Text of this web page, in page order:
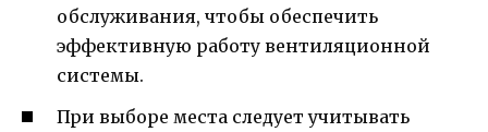
обслуживания, чтобы обеспечить
эффективную работу вентиляционной
системы.
При выборе места следует учитывать